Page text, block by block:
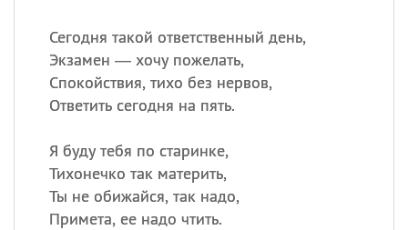
Сегодня такой ответственный день,
Экзамен — хочу пожелать,
Спокойствия, тихо без нервов,
Ответить сегодня на пять.
Я буду тебя по старинке,
Тихонечко так материть,
Ты не обижайся, так надо,
Примета, ее надо чтить.